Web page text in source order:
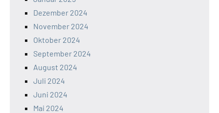
Dezember 2024
November 2024
Oktober 2024
September 2024
August 2024
Juli 2024
Juni 2024
Mai 2024